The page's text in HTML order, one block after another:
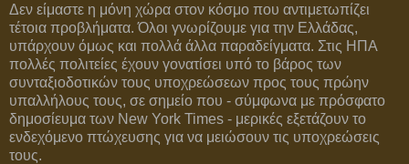
Δεν είμαστε η μόνη χώρα στον κόσμο που αντιμετωπίζει
τέτοια προβλήματα. Όλοι γνωρίζουμε για την Ελλάδας,
υπάρχουν όμως και πολλά άλλα παραδείγματα. Στις ΗΠΑ
πολλές πολιτείες έχουν γονατίσει υπό το βάρος των
συνταξιοδοτικών τους υποχρεώσεων προς τους πρώην
υπαλλήλους τους, σε σημείο που - σύμφωνα με πρόσφατο
δημοσίευμα των New York Times - μερικές εξετάζουν το
ενδεχόμενο πτώχευσης για να μειώσουν τις υποχρεώσεις
τους.